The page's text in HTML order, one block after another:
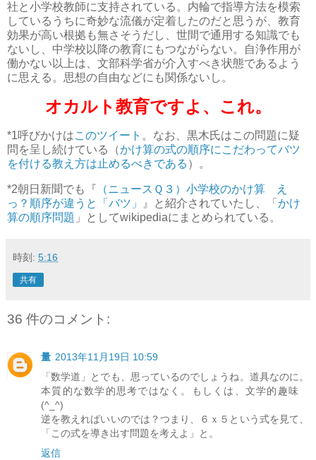
社と小学校教師に支持されている。内輪で指導方法を模索
しているうちに奇妙な流儀が定着したのだと思うが、教育
効果が高い根拠も無さそうだし、世間で通用する知識でも
ないし、中学校以降の教育にもつながらない。自浄作用が
働かない以上は、文部科学省が介入すべき状態であるよう
に思える。思想の自由などにも関係ないし。
オカルト教育ですよ、これ。
*1呼びかけはこのツイート 。なお、黒木氏はこの問題に疑
問を呈し続けている（かけ算の式の順序にこだわってバツ
を付ける教え方は止めるべきである ）。
*2朝日新聞でも『 （ニュースＱ３）小学校のかけ算 え
っ？順序が違うと「バツ」
』と紹介されていたし、「 かけ
算の順序問題 」としてwikipediaにまとめられている。
時刻: 5:16
共有
36 件のコメント:
量 2013年11月19日 10:59
「数学道」とでも、思っているのでしょうね。道具なのに。
本質的な数学的思考ではなく。もしくは、文学的趣味
(^_^)
逆を教えればいいのでは？つまり、６ｘ５という式を見て、
「この式を導き出す問題を考えよ」と。
返信